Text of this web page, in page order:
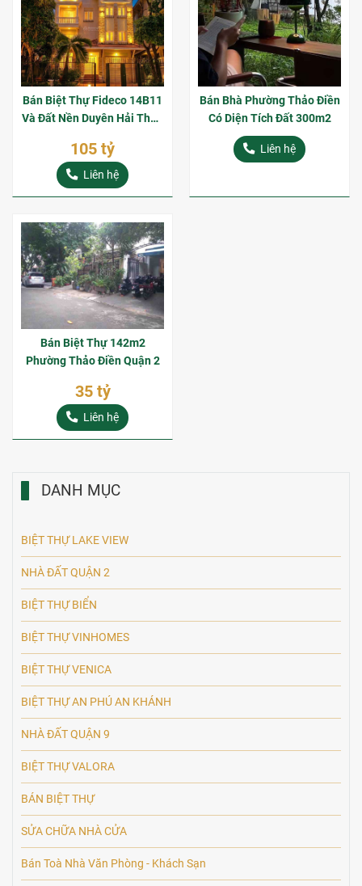
Bán Biệt Thự Fideco 14B11
Và Đất Nền Duyên Hải Thảo
105 tỷ
Liên hệ
Bán Bhà Phường Thảo Điền
Có Diện Tích Đất 300m2
Liên hệ
Bán Biệt Thự 142m2
Phường Thảo Điền Quận 2
35 tỷ
Liên hệ
DANH MỤC
BIỆT THỰ LAKE VIEW
NHÀ ĐẤT QUẬN 2
BIỆT THỰ BIỂN
BIỆT THỰ VINHOMES
BIỆT THỰ VENICA
BIỆT THỰ AN PHÚ AN KHÁNH
NHÀ ĐẤT QUẬN 9
BIỆT THỰ VALORA
BÁN BIỆT THỰ
SỬA CHỮA NHÀ CỬA
Bán Toà Nhà Văn Phòng - Khách Sạn